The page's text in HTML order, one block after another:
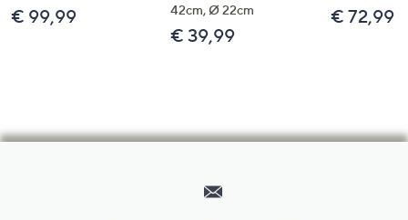
€ 99,99
42cm, Ø 22cm
€ 39,99
€ 72,99